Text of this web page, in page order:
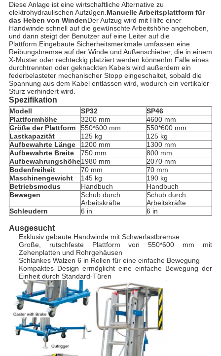
Diese Anlage ist eine wirtschaftliche Alternative zu
elektrohydraulischen Aufzügen.Manuelle Arbeitsplattform für
das Heben von WindenDer Aufzug wird mit Hilfe einer
Handwinde schnell auf die gewünschte Arbeitshöhe angehoben,
und dann steigt der Benutzer auf eine Leiter auf die
Plattform.Eingebaute Sicherheitsmerkmale umfassen eine
Reibungsbremse auf der Winde und Außenschieber, die in einem
X-Muster oder rechteckig platziert werden könnenIm Falle eines
durchtrennten oder geknackten Kabels wird außerdem ein
federbelasteter mechanischer Stopp eingeschaltet, sobald die
Spannung aus dem Kabel entlassen wird, wodurch ein vertikaler
Sturz verhindert wird.
Spezifikation
Modell SP32
SP46
Plattformhöhe
3200 mm
4600 mm
Größe der Plattform
550*600 mm
550*600 mm
Lastkapazität
125 kg
125 kg
Aufbewahrte Länge
1200 mm
1300 mm
Aufbewahrte Breite
750 mm
800 mm
Aufbewahrungshöhe1980 mm
2070 mm
Bodenfreiheit
70 mm
70 mm
Maschinengewicht
145 kg
190 kg
Betriebsmodus
Handbuch
Handbuch
Bewegen
Schub durch
Arbeitskräfte
Schub durch
Arbeitskräfte
Schleudern
6 in 6 in
Ausgesucht
Exklusiv gebaute Handwinde mit Schwerlastbremse
Große, rutschfeste Plattform von 550*600 mm mit
Zehenplatten und Rohrgehäusen
Schlankes Walzen 6 in Rollen für eine einfache Bewegung
Kompaktes Design ermöglicht eine einfache Bewegung der
Einheit durch Standard-Türen